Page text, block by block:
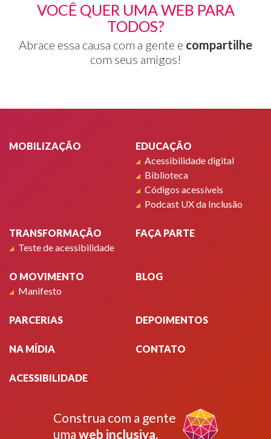
VOCÊ QUER UMA WEB PARA
TODOS?
Abrace essa causa com a gente e compartilhe
com seus amigos!
MOBILIZAÇÃO
EDUCAÇÃO
Acessibilidade digital
Biblioteca
Códigos acessíveis
Podcast UX da Inclusão
TRANSFORMAÇÃO
Teste de acessibilidade
FAÇA PARTE
O MOVIMENTO
Manifesto
BLOG
PARCERIAS DEPOIMENTOS
NA MÍDIA CONTATO
ACESSIBILIDADE
Construa com a gente
uma web inclusiva.